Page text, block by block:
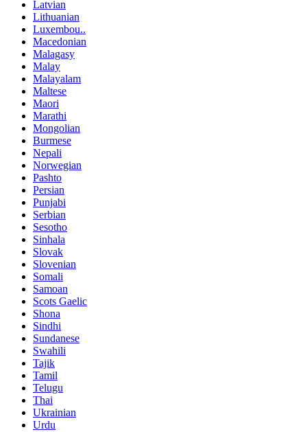
Latvian
Lithuanian
Luxembou..
Macedonian
Malagasy
Malay
Malayalam
Maltese
Maori
Marathi
Mongolian
Burmese
Nepali
Norwegian
Pashto
Persian
Punjabi
Serbian
Sesotho
Sinhala
Slovak
Slovenian
Somali
Samoan
Scots Gaelic
Shona
Sindhi
Sundanese
Swahili
Tajik
Tamil
Telugu
Thai
Ukrainian
Urdu